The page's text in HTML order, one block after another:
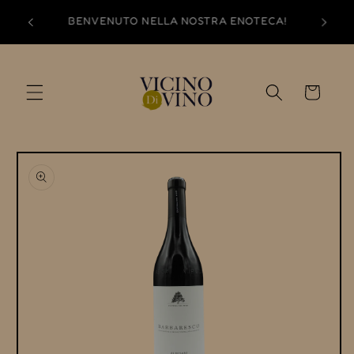
direttamenteBENVENUTO NELLA NOSTRA ENOTECA!
Carrello
Passa alle
sul prodotto